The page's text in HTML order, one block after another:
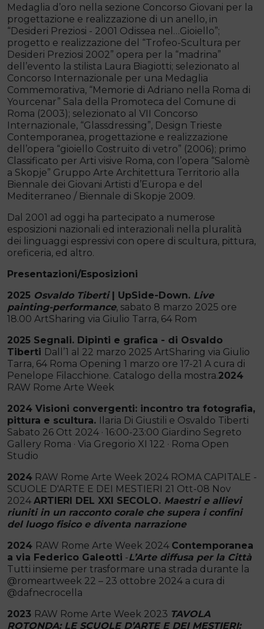
Medaglia d’oro nella sezione Concorso Giovani per la
progettazione e realizzazione di un anello, in
“Desideri Preziosi - 2001 Odissea nel…Gioiello”;
progetto e realizzazione del “Trofeo-Scultura per
Desideri Preziosi 2002” opera per la “madrina”
dell’evento la stilista Laura Biagiotti; selezionato al
Concorso Internazionale per una Medaglia
Commemorativa, “Memorie di Adriano nella Roma di
Yourcenar” Sala della Promoteca del Comune di
Roma (2003); selezionato al VII Concorso
Internazionale, “Glassdressing”, Design Trieste
Contemporanea, progettazione e realizzazione
dell’opera “gioiello Costruito di vetro” (2006); primo
Classificato per Arti visive Roma, con l’opera “Salomè
a Skopje” Gruppo Arte Architettura Territorio alla
Biennale dei Giovani Artisti d’Europa e del
Mediterraneo / Biennale di Skopje 2009.
Dal 2001 ad oggi ha partecipato a numerose
esposizioni nazionali ed interazionali nella pluralità
dei linguaggi espressivi con opere di scultura, pittura,
oreficeria, ed altro.
Presentazioni/Esposizioni
2025 Osvaldo Tiberti| UpSide-Down. Live
painting-performance, sabato 8 marzo 2025 ore
18.00 ArtSharing via Giulio Tarra, 64 Rom
2025 Segnali. Dipinti e grafica - di Osvaldo
Tiberti Dall’1 al 22 marzo 2025 ArtSharing via Giulio
Tarra, 64 Roma Opening 1 marzo ore 17-21 A cura di
Penelope Filacchione. Catalogo della mostra.2024
RAW Rome Arte Week
2024 Visioni convergenti: incontro tra fotografia,
pittura e scultura. Ilaria Di Giustili e Osvaldo Tiberti
Sabato 26 Ott 2024 · 16:00-23:00 Giardino Segreto
Gallery Roma · Via Gregorio XI 122 · Roma Open
Studio
2024 RAW Rome Arte Week 2024 ROMA CAPITALE -
SCUOLE D'ARTE E DEI MESTIERI 21 Ott-08 Nov
2024 ARTIERI DEL XXI SECOLO. Maestri e allievi
riuniti in un racconto corale che supera i confini
del luogo fisico e diventa narrazione
2024 RAW Rome Arte Week 2024 Contemporanea
a via Federico Galeotti -L’Arte diffusa per la Città
Tutti insieme per trasformare una strada durante la
@romeartweek 22 – 23 ottobre 2024 a cura di
@dafnecrocella
2023 RAW Rome Arte Week 2023 TAVOLA
ROTONDA: LE SCUOLE D’ARTE E DEI MESTIERI: